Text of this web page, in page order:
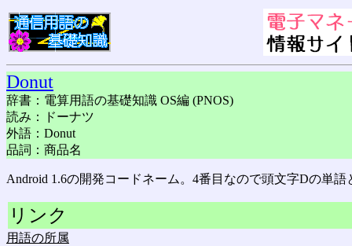
Donut
辞書：電算用語の基礎知識 OS編 (PNOS)
読み：ドーナツ
外語：Donut
品詞：商品名
Android 1.6の開発コードネーム。4番目なので頭文字Dの単
リンク
用語の所属